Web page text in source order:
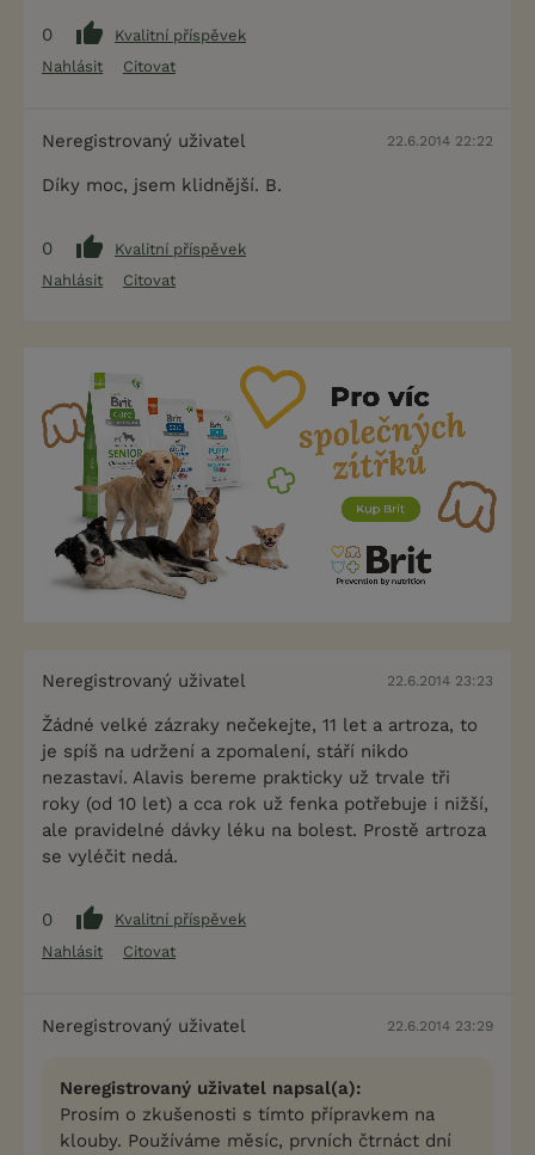
0
Kvalitní příspěvek
Nahlásit
Citovat
Neregistrovaný uživatel 22.6.2014 22:22
Díky moc, jsem klidnější. B.
0
Kvalitní příspěvek
Nahlásit
Citovat
Neregistrovaný uživatel 22.6.2014 23:23
Žádné velké zázraky nečekejte, 11 let a artroza, to
je spíš na udržení a zpomalení, stáří nikdo
nezastaví. Alavis bereme prakticky už trvale tři
roky (od 10 let) a cca rok už fenka potřebuje i nižší,
ale pravidelné dávky léku na bolest. Prostě artroza
se vyléčit nedá.
0
Kvalitní příspěvek
Nahlásit
Citovat
Neregistrovaný uživatel 22.6.2014 23:29
Neregistrovaný uživatel napsal(a):
Prosím o zkušenosti s tímto přípravkem na
klouby. Používáme měsíc, prvních čtrnáct dní